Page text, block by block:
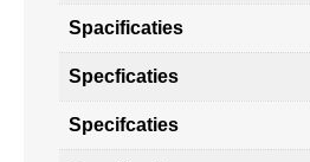
Spacificaties
Specficaties
Specifcaties